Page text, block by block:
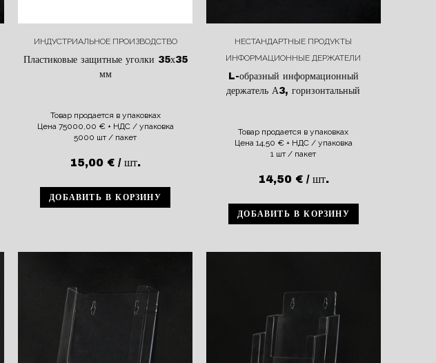
ИНДУСТРИАЛЬНОЕ ПРОИЗВОДСТВО
Пластиковые защитные уголки 35х35
мм
Товар продается в упаковках
Цена 75000,00 €+ НДС / упаковка
5000 шт / пакет
15,00 € / шт.
ДОБАВИТЬ В КОРЗИНУ
НЕСТАНДАРТНЫЕ ПРОДУКТЫ
ИНФОРМАЦИОННЫЕ ДЕРЖАТЕЛИ
L-образный информационный
держатель А3, горизонтальный
Товар продается в упаковках
Цена 14,50 €+ НДС / упаковка
1 шт / пакет
14,50 €/ шт.
ДОБАВИТЬ В КОРЗИНУ